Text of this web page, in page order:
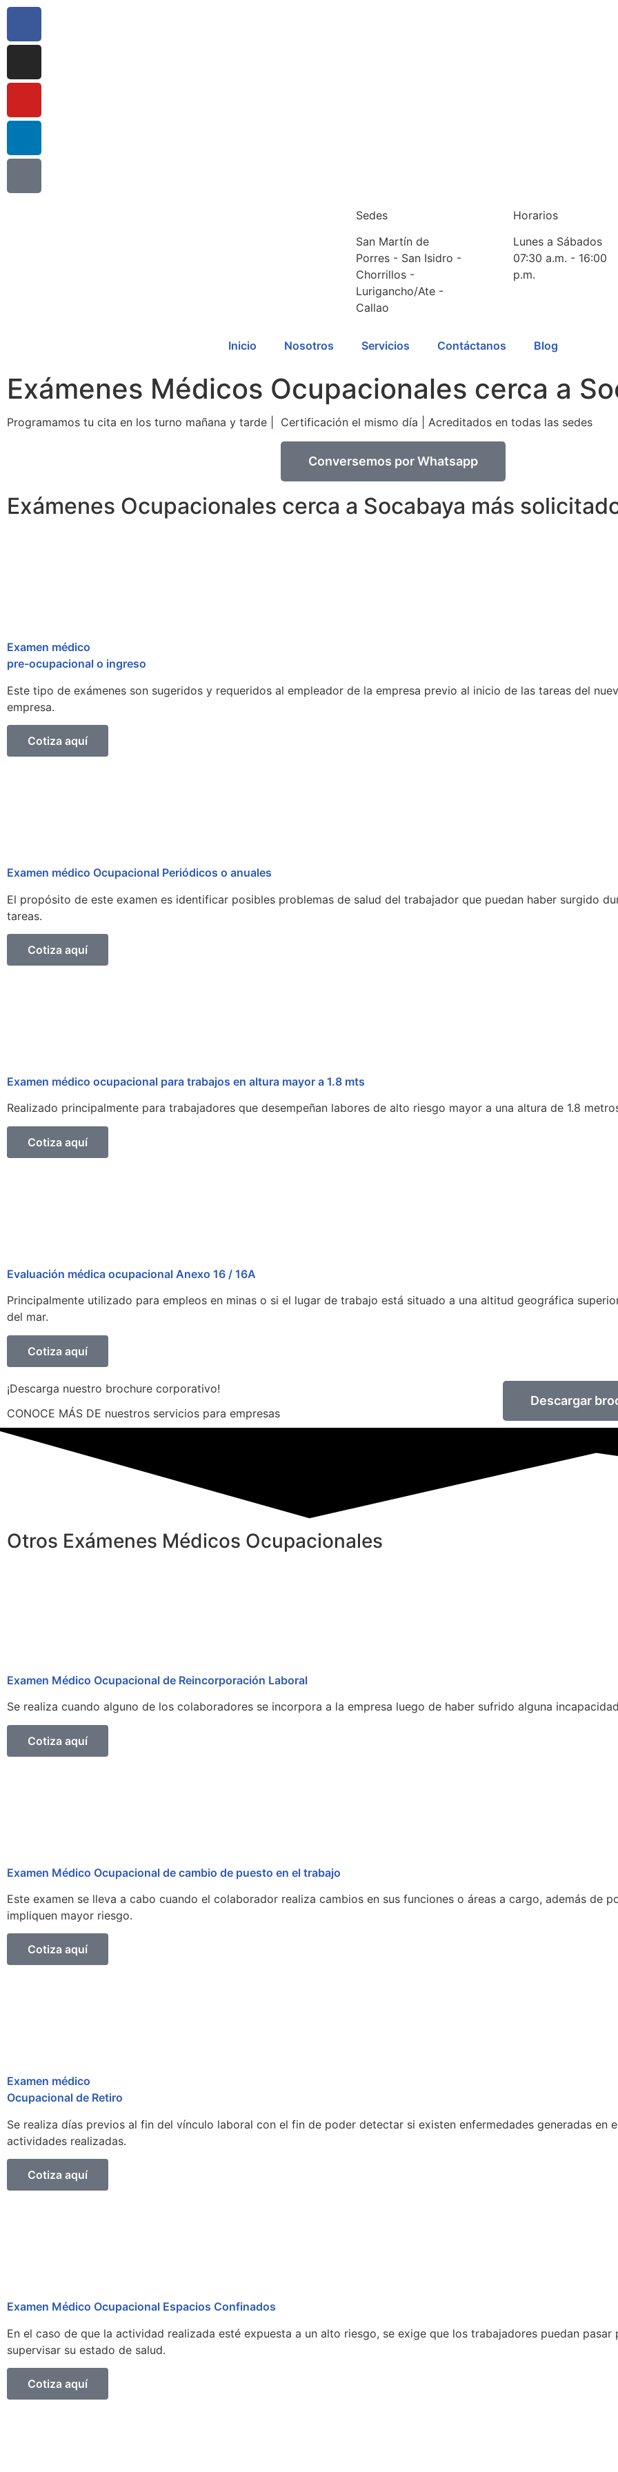
Sedes
San Martín de
Porres - San Isidro -
Chorrillos -
Lurigancho/Ate -
Callao
Horarios
Lunes a Sábados
07:30 a.m. - 16:00
p.m.
Inicio Nosotros Servicios Contáctanos Blog
Exámenes Médicos Ocupacionales cerca a
Programamos tu cita en los turno mañana y tarde | Certificación el mismo día | Acreditados en todas las sedes
Conversemos por Whatsapp
Exámenes Ocupacionales cerca a Socabaya más
Examen médico
pre-ocupacional o ingreso
Este tipo de exámenes son sugeridos y requeridos al empleador de la empresa previo al inicio de las tareas del
empresa.
Cotiza aquí
Examen médico Ocupacional Periódicos o anuales
El propósito de este examen es identificar posibles problemas de salud del trabajador que puedan haber surgido
tareas.
Cotiza aquí
Examen médico ocupacional para trabajos en altura mayor a 1.8 mts
Realizado principalmente para trabajadores que desempeñan labores de alto riesgo mayor a una altura de 1.8
Cotiza aquí
Evaluación médica ocupacional Anexo 16 / 16A
Principalmente utilizado para empleos en minas o si el lugar de trabajo está situado a una altitud geográfica
del mar.
Cotiza aquí
¡Descarga nuestro brochure corporativo!
CONOCE MÁS DE nuestros servicios para empresas
Descargar
Otros Exámenes Médicos Ocupacionales
Examen Médico Ocupacional de Reincorporación Laboral
Se realiza cuando alguno de los colaboradores se incorpora a la empresa luego de haber sufrido alguna
Cotiza aquí
Examen Médico Ocupacional de cambio de puesto en el trabajo
Este examen se lleva a cabo cuando el colaborador realiza cambios en sus funciones o áreas a cargo, además de
impliquen mayor riesgo.
Cotiza aquí
Examen médico
Ocupacional de Retiro
Se realiza días previos al fin del vínculo laboral con el fin de poder detectar si existen enfermedades generadas en
actividades realizadas.
Cotiza aquí
Examen Médico Ocupacional Espacios Confinados
En el caso de que la actividad realizada esté expuesta a un alto riesgo, se exige que los trabajadores puedan pasar
supervisar su estado de salud.
Cotiza aquí